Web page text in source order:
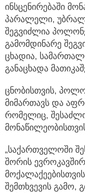
ინსცენირებაში
პარალელი,
შეგვიძლია
გამომდინარე
ცხადია,
განაცხადა
ცნობისთვის,
მიმართავს და
რომელიც,
„საქართველოში
შორის
შემთხვევის